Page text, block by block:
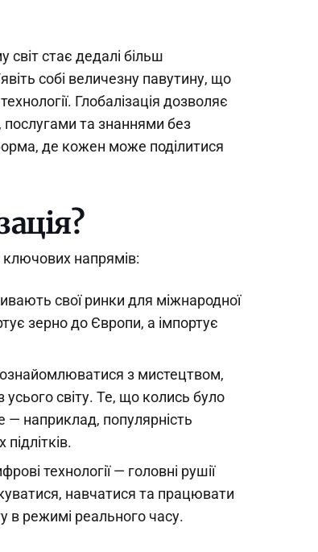
стає дедалі більш
собі величезну павутину, що
Глобалізація дозволяє
та знаннями без
де кожен може поділитися
ключових напрямів:
свої ринки для міжнародної
зерно до Європи, а імпортує
з мистецтвом,
світу. Те, що колись було
— наприклад, популярність
технології — головні рушії
навчатися та працювати
в режимі реального часу.